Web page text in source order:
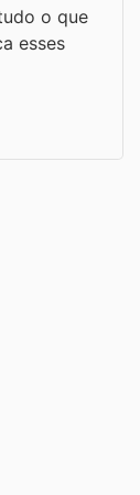
o que
esses